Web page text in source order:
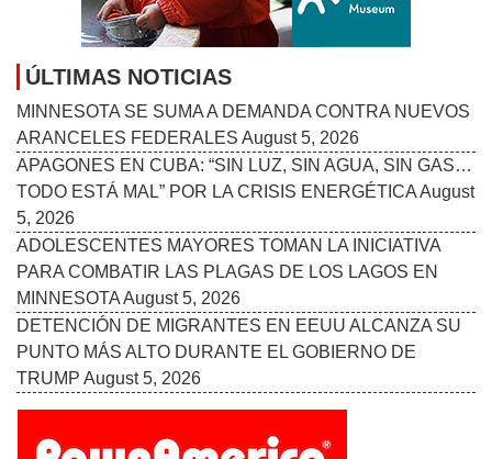
PARA COMBATIR LAS PLAGAS DE LOS LAGOS EN
MINNESOTAAugust 5, 2026
DETENCIÓN DE MIGRANTES EN EEUU ALCANZA SU
PUNTO MÁS ALTO DURANTE EL GOBIERNO DE
TRUMPAugust 5, 2026